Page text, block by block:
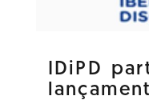
IDiPD